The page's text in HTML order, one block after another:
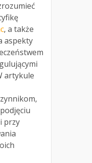
, a także
aspekty
artykule
przy